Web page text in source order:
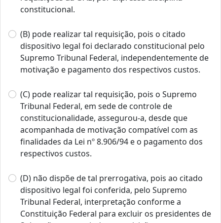
constitucional.
(B) pode realizar tal requisição, pois o citado
dispositivo legal foi declarado constitucional pelo
Supremo Tribunal Federal, independentemente de
motivação e pagamento dos respectivos custos.
(C) pode realizar tal requisição, pois o Supremo
Tribunal Federal, em sede de controle de
constitucionalidade, assegurou-a, desde que
acompanhada de motivação compatível com as
finalidades da Lei nº 8.906/94 e o pagamento dos
respectivos custos.
(D) não dispõe de tal prerrogativa, pois ao citado
dispositivo legal foi conferida, pelo Supremo
Tribunal Federal, interpretação conforme a
Constituição Federal para excluir os presidentes de